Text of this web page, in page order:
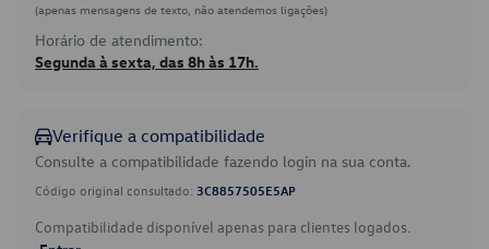
(apenas mensagens de texto, não atendemos ligações)
Horário de atendimento:
Segunda à sexta, das 8h às 17h.
Verifique a compatibilidade
Consulte a compatibilidade fazendo login na sua conta.
Código original consultado: 3C8857505E5AP
Compatibilidade disponível apenas para clientes logados.